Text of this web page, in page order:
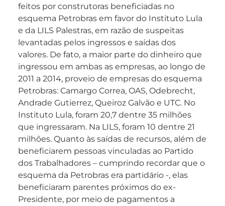
feitos por construtoras beneficiadas no
esquema Petrobras em favor do Instituto Lula
e da LILS Palestras, em razão de suspeitas
levantadas pelos ingressos e saídas dos
valores. De fato, a maior parte do dinheiro que
ingressou em ambas as empresas, ao longo de
2011 a 2014, proveio de empresas do esquema
Petrobras: Camargo Correa, OAS, Odebrecht,
Andrade Gutierrez, Queiroz Galvão e UTC. No
Instituto Lula, foram 20,7 dentre 35 milhões
que ingressaram. Na LILS, foram 10 dentre 21
milhões. Quanto às saídas de recursos, além de
beneficiarem pessoas vinculadas ao Partido
dos Trabalhadores – cumprindo recordar que o
esquema da Petrobras era partidário -, elas
beneficiaram parentes próximos do ex-
Presidente, por meio de pagamentos a